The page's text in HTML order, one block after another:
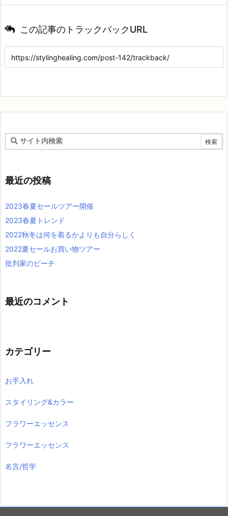
この記事のトラックバックURL
最近の投稿
2023春夏セールツアー開催
2023春夏トレンド
2022秋冬は何を着るかよりも自分らしく
2022夏セールお買い物ツアー
批判家のビーチ
最近のコメント
カテゴリー
お手入れ
スタイリング&カラー
フラワーエッセンス
フラワーエッセンス
名言/哲学